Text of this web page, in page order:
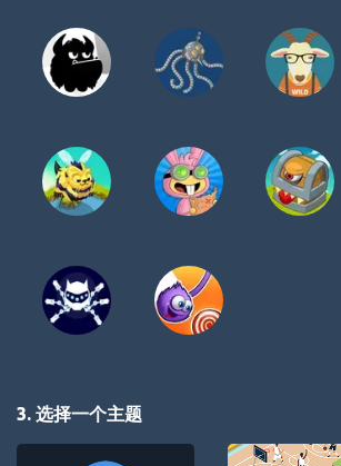
3. 选择一个主题